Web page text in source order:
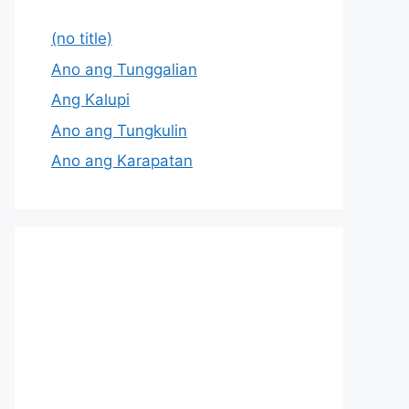
(no title)
Ano ang Tunggalian
Ang Kalupi
Ano ang Tungkulin
Ano ang Karapatan